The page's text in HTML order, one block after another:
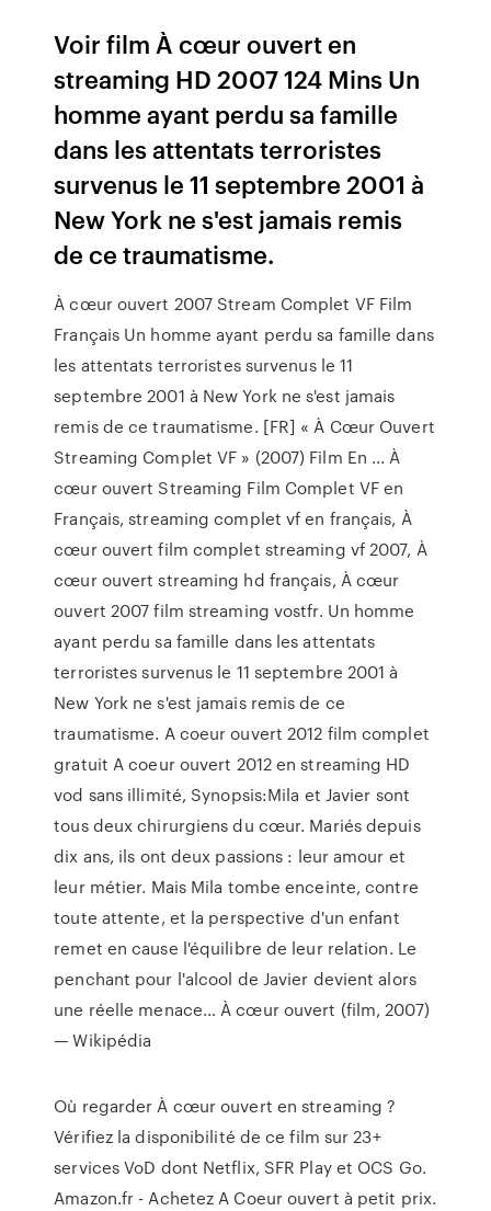
Voir film À cœur ouvert en
streaming HD 2007 124 Mins Un
homme ayant perdu sa famille
dans les attentats terroristes
survenus le 11 septembre 2001 à
New York ne s'est jamais remis
de ce traumatisme.
À cœur ouvert 2007 Stream Complet VF Film
Français Un homme ayant perdu sa famille dans
les attentats terroristes survenus le 11
septembre 2001 à New York ne s'est jamais
remis de ce traumatisme. [FR] « À Cœur Ouvert
Streaming Complet VF » (2007) Film En ... À
cœur ouvert Streaming Film Complet VF en
Français, streaming complet vf en français, À
cœur ouvert film complet streaming vf 2007, À
cœur ouvert streaming hd français, À cœur
ouvert 2007 film streaming vostfr. Un homme
ayant perdu sa famille dans les attentats
terroristes survenus le 11 septembre 2001 à
New York ne s'est jamais remis de ce
traumatisme. A coeur ouvert 2012 film complet
gratuit A coeur ouvert 2012 en streaming HD
vod sans illimité, Synopsis:Mila et Javier sont
tous deux chirurgiens du cœur. Mariés depuis
dix ans, ils ont deux passions : leur amour et
leur métier. Mais Mila tombe enceinte, contre
toute attente, et la perspective d'un enfant
remet en cause l'équilibre de leur relation. Le
penchant pour l'alcool de Javier devient alors
une réelle menace… À cœur ouvert (film, 2007)
— Wikipédia
Où regarder À cœur ouvert en streaming ?
Vérifiez la disponibilité de ce film sur 23+
services VoD dont Netflix, SFR Play et OCS Go.
Amazon.fr - Achetez A Coeur ouvert à petit prix.